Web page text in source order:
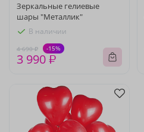
Зеркальные гелиевые
шары "Металлик"
В наличии
4 690 ₽ -15%
3 990 ₽